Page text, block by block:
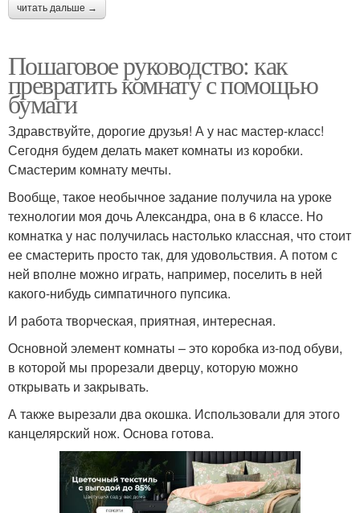
читать дальше →
Пошаговое руководство: как
превратить комнату с помощью
бумаги
Здравствуйте, дорогие друзья! А у нас мастер-класс!
Сегодня будем делать макет комнаты из коробки.
Смастерим комнату мечты.
Вообще, такое необычное задание получила на уроке
технологии моя дочь Александра, она в 6 классе. Но
комнатка у нас получилась настолько классная, что стоит
ее смастерить просто так, для удовольствия. А потом с
ней вполне можно играть, например, поселить в ней
какого-нибудь симпатичного пупсика.
И работа творческая, приятная, интересная.
Основной элемент комнаты – это коробка из-под обуви,
в которой мы прорезали дверцу, которую можно
открывать и закрывать.
А также вырезали два окошка. Использовали для этого
канцелярский нож. Основа готова.